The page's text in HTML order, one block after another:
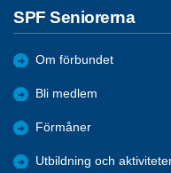
SPF Seniorerna
Om förbundet
Bli medlem
Förmåner
Utbildning och